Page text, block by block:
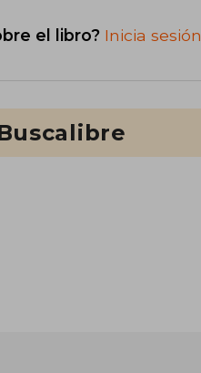
el libro? Inicia sesión